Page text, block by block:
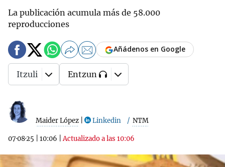
La publicación acumula más de 58.000
reproducciones
Maider López Linkedin NTM
07·08·25 10:06 |Actualizado a las 10:06
Añádenos en Google
Itzuli Entzun